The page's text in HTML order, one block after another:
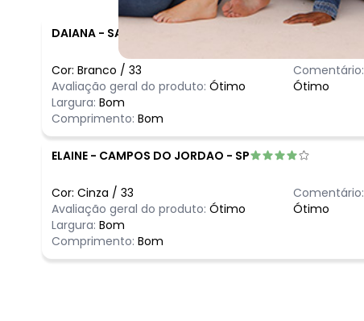
DAIANA - SALMOURAO - SP
Cor: Branco / 33
Avaliação geral do produto: Ótimo
Largura: Bom
Comprimento: Bom
Comentário:
Ótimo
ELAINE - CAMPOS DO JORDAO - SP
Cor: Cinza / 33
Avaliação geral do produto: Ótimo
Largura: Bom
Comprimento: Bom
Comentário:
Ótimo